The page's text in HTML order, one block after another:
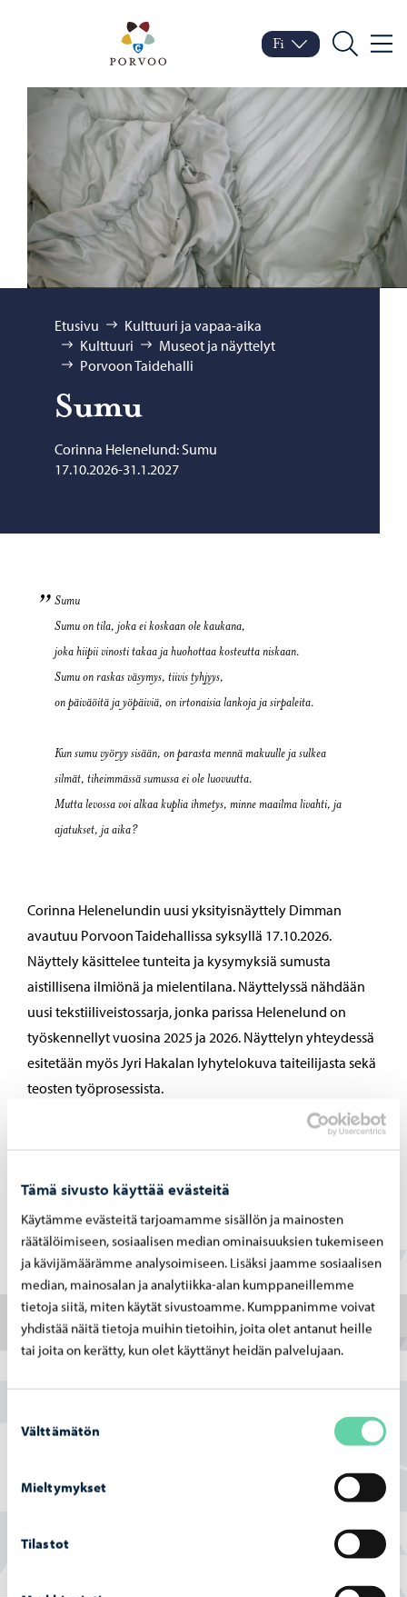
Tämä sivusto käyttää evästeitä
Käytämme evästeitä tarjoamamme sisällön ja mainosten
räätälöimiseen, sosiaalisen median ominaisuuksien tukemiseen
ja kävijämäärämme analysoimiseen. Lisäksi jaamme sosiaalisen
median, mainosalan ja analytiikka-alan kumppaneillemme
tietoja siitä, miten käytät sivustoamme. Kumppanimme voivat
yhdistää näitä tietoja muihin tietoihin, joita olet antanut heille
tai joita on kerätty, kun olet käyttänyt heidän palvelujaan.
valinta
Välttämätön
Mieltymykset
Tilastot
Porvoo – Siirry
Vaihda kieltä
Nykyinen kieli: Suomi
Fi
Hae
Selaa:
Etusivu
Kulttuuri ja vapaa-aika
Kulttuuri
Museot ja näyttelyt
Porvoon Taidehalli
Sumu
Corinna Helenelund: Sumu
17.10.2026-31.1.2027
Sumu
Sumuon tila, joka ei koskaan ole kaukana,
joka hiipii vinosti takaa ja huohottaa kosteutta niskaan.
Sumuon raskas väsymys, tiivis tyhjyys,
on päiväöitä ja yöpäiviä, on irtonaisia lankoja ja sirpaleita.
Kun sumu vyöryy sisään, on parasta mennä makuulle ja sulkea
silmät, tiheimmässä sumussa ei ole luovuutta.
Mutta levossa voi alkaa kuplia ihmetys, minne maailma livahti, ja
ajatukset, ja aika?
Corinna Helenelundin uusi yksityisnäyttely Dimman
avautuu Porvoon Taidehallissa syksyllä 17.10.2026.
Näyttely käsittelee tunteita ja kysymyksiä sumusta
aistillisena ilmiönä ja mielentilana. Näyttelyssä nähdään
uusi tekstiiliveistossarja, jonka parissa Helenelund on
työskennellyt vuosina 2025 ja 2026. Näyttelyn yhteydessä
esitetään myös Jyri Hakalan lyhytelokuva taiteilijasta sekä
teosten työprosessista.
Näyttelyn aikana Taidehallin Kulma muuttuu avoimeksi
työpajaksi, jossa kävijät pääsevät kokeilemaan näyttelyssä
Taidehalli aukeaa taas, tänä vuonna näyttelyn teemoista
lähtien.
Taiteilijaesittely
Näyttely on saanut tukea Museovirastolta, ja taiteilijan